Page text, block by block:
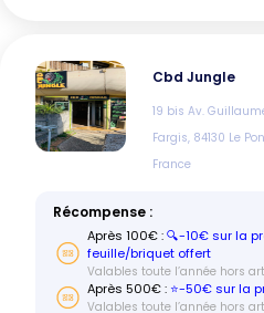
Cbd Jungle
19 bis Av.
Fargis, 84130 Le
France
Récompense :
Après 100€ :🔍-10€ sur la
feuille/briquet offert
Valables toute l’année hors
Après 500€ : ⭐️-50€ sur la
Valables toute l’année hors